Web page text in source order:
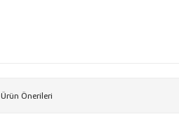
Ürün Önerileri